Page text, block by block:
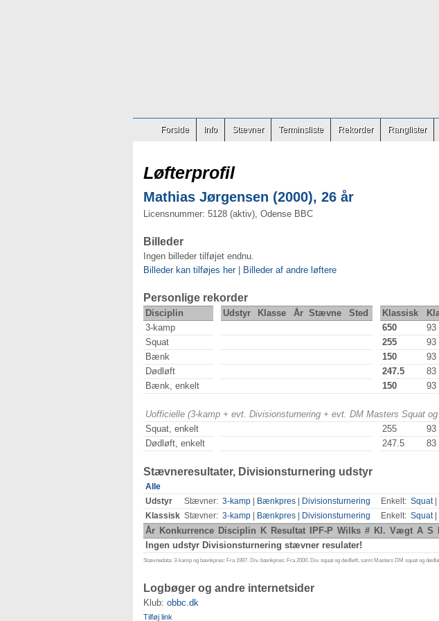
Forside Info Stævner Terminsliste Rekorder Ranglister
Løfterprofil
Mathias Jørgensen (2000), 26 år
Licensnummer: 5128 (aktiv), Odense BBC
Billeder
Ingen billeder tilføjet endnu.
Billeder kan tilføjes her| Billeder af andre løftere
Personlige rekorder
Disciplin Udstyr Klasse År Stævne Sted Klassisk
3-kamp
650 93
Squat
255 93
Bænk
150 93
Dødløft
247.5 83
Bænk, enkelt
150 93
Uofficielle (3-kamp + evt. Divisionsturnering + evt. DM Masters Squat
Squat, enkelt
255 93
Dødløft, enkelt
247.5 83
Stævneresultater, Divisionsturnering udstyr
Alle
Udstyr
Stævner: 3-kamp Bænkpres Divisionsturnering Enkelt: Squat|
Klassisk Stævner: 3-kamp Bænkpres Divisionsturnering Enkelt: Squat|
År Konkurrence Disciplin K Resultat IPF-P Wilks # Kl. Vægt A S
Ingen udstyr Divisionsturnering stævner resulater!
Stævnedata: 3-kamp og bænkpres: Fra 1997. Div. bænkpres: Fra 2000. Div. squat og dødløft, samt Masters DM squat og
Logbøger og andre internetsider
Klub: obbc.dk
Tilføj link